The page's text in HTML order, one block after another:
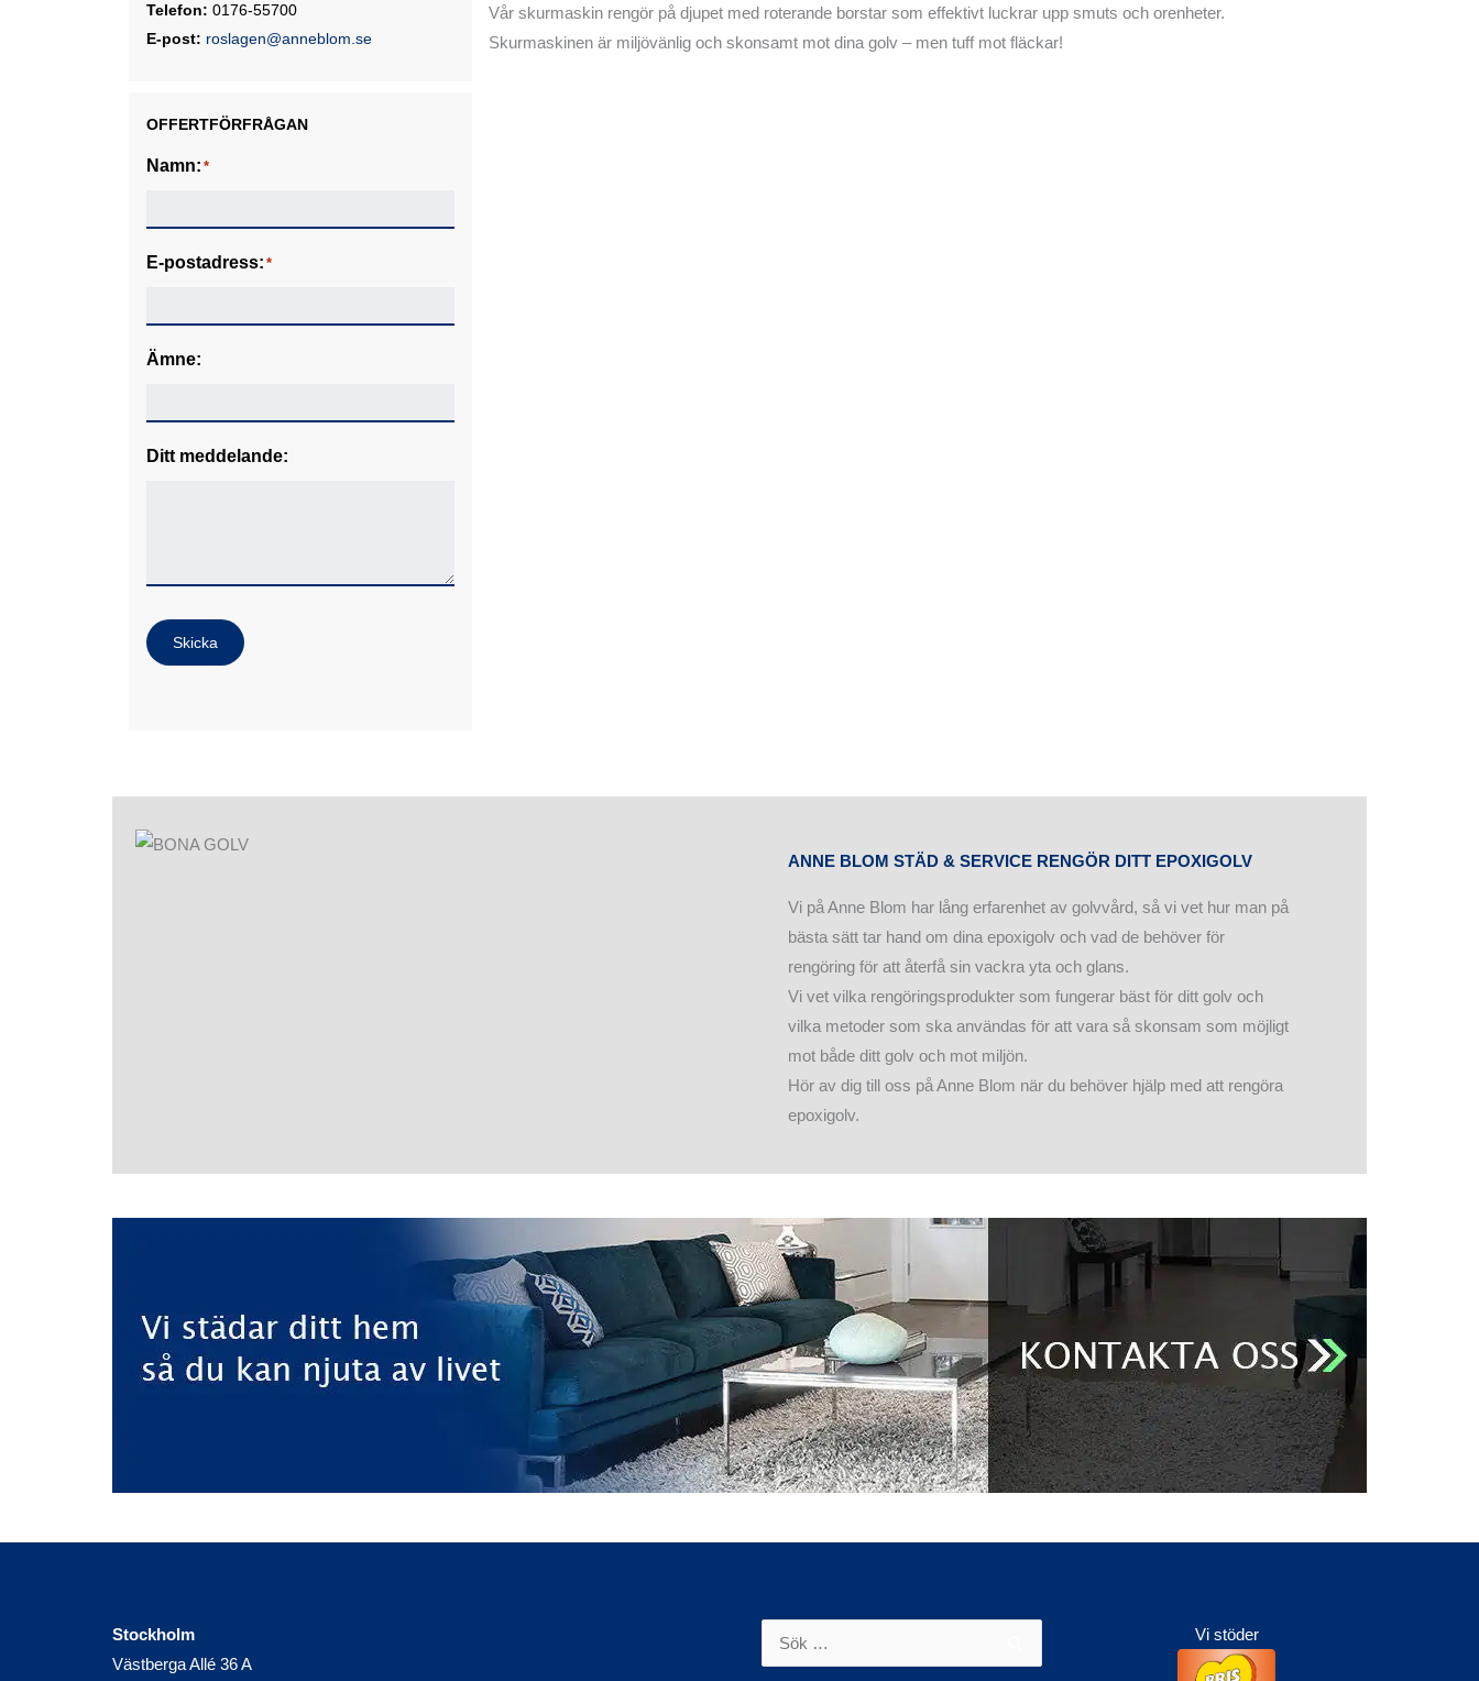
Telefon: 0176-55700
E-post: roslagen@anneblom.se
OFFERTFÖRFRÅGAN
Namn: *
E-postadress: *
Ämne:
Ditt meddelande:
Skicka
Vår skurmaskin rengör på djupet med roterande borstar som effektivt luckrar upp smuts och orenheter.
Skurmaskinen är miljövänlig och skonsamt mot dina golv – men tuff mot fläckar!
ANNE BLOM STÄD & SERVICE RENGÖR DITT EPOXIGOLV
Vi på Anne Blom har lång erfarenhet av golvvård, så vi vet hur man på
bästa sätt tar hand om dina epoxigolv och vad de behöver för
rengöring för att återfå sin vackra yta och glans.
Vi vet vilka rengöringsprodukter som fungerar bäst för ditt golv och
vilka metoder som ska användas för att vara så skonsam som möjligt
mot både ditt golv och mot miljön.
Hör av dig till oss på Anne Blom när du behöver hjälp med att rengöra
epoxigolv.
Stockholm
Västberga Allé 36 A
Vi stöder